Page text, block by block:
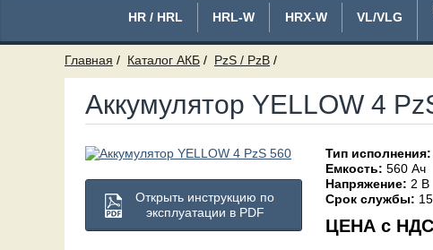
HR / HRL HRL-W HRX-W VL/VLG
Главная Каталог АКБ PzS / PzB
Аккумулятор YELLOW 4
Открыть инструкцию по
эксплуатации в PDF
Тип исполнения:
Емкость: 560 Ач
Напряжение: 2 В
Срок службы:
ЦЕНА с